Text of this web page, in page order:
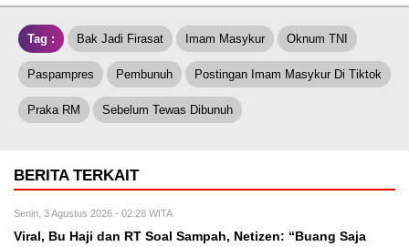
Tag : Bak Jadi Firasat Imam Masykur Oknum TNI
Paspampres Pembunuh Postingan Imam Masykur Di Tiktok
Praka RM Sebelum Tewas Dibunuh
BERITA TERKAIT
Senin, 3 Agustus 2026 - 02:28 WITA
Viral, Bu Haji dan RT Soal Sampah, Netizen: “Buang Saja